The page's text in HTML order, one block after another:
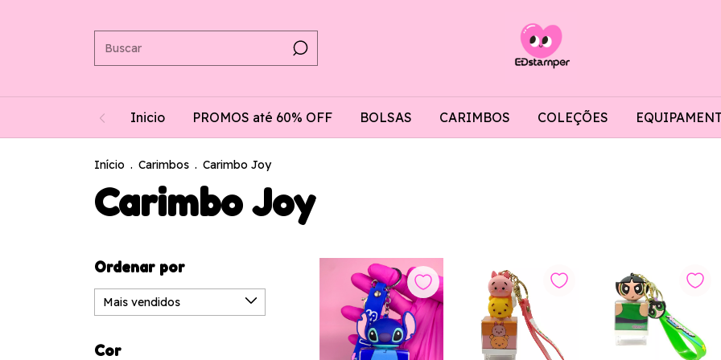
Inicio PROMOS até 60% OFF BOLSAS CARIMBOS COLEÇÕES
Início . Carimbos . Carimbo Joy
Carimbo Joy
Ordenar por
Cor